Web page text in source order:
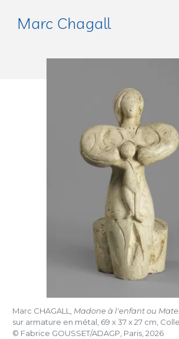
Marc Chagall
Marc CHAGALL, Madone à l'enfant ou
sur armature en métal, 69 x 37 x 27 cm,
© Fabrice GOUSSET/ADAGP, Paris, 2026